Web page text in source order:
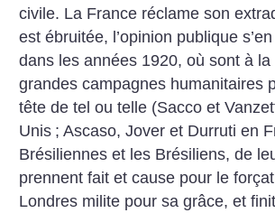
civile. La France réclame son
est ébruitée, l’opinion publique
dans les années 1920, où sont à
grandes campagnes humanitaires
tête de tel ou telle (Sacco et
Unis ; Ascaso, Jover et Durruti en
Brésiliennes et les Brésiliens, de
prennent fait et cause pour le
Londres milite pour sa grâce, et